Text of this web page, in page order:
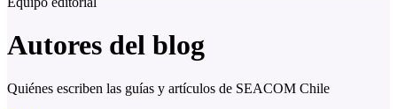
Autores del blog
Quiénes escriben las guías y artículos de SEACOM Chile